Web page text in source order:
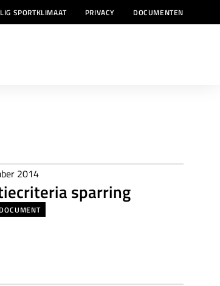
SPORTKLIMAAT PRIVACY DOCUMENTEN
2014
sparring